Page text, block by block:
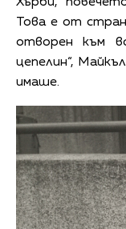
Хърби,
Това е от
отворен към
цепелин“,
имаше.